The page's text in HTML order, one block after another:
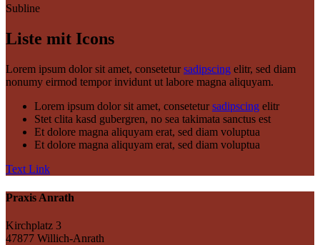
Subline
Liste mit Icons
Lorem ipsum dolor sit amet, consetetursadipscing elitr, sed diam
nonumy eirmod tempor invidunt ut labore magna aliquyam.
Lorem ipsum dolor sit amet, consetetursadipscing elitr
Stet clita kasd gubergren, no sea takimata sanctus est
Et dolore magna aliquyam erat, sed diam voluptua
Et dolore magna aliquyam erat, sed diam voluptua
Text Link
Praxis Anrath
Kirchplatz 3
47877 Willich-Anrath